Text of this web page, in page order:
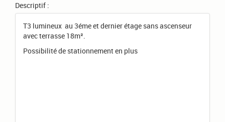
Descriptif :
T3 lumineux au 3éme et dernier étage sans ascenseur
avec terrasse 18m².
Possibilité de stationnement en plus